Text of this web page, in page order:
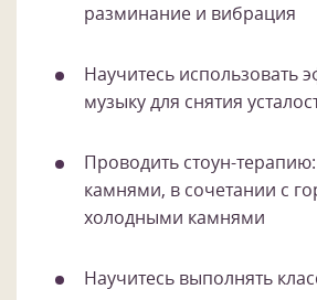
разминание и вибрация
Научитесь использовать
музыку для снятия
Проводить стоун-
камнями, в сочетании с
холодными камнями
Научитесь выполнять